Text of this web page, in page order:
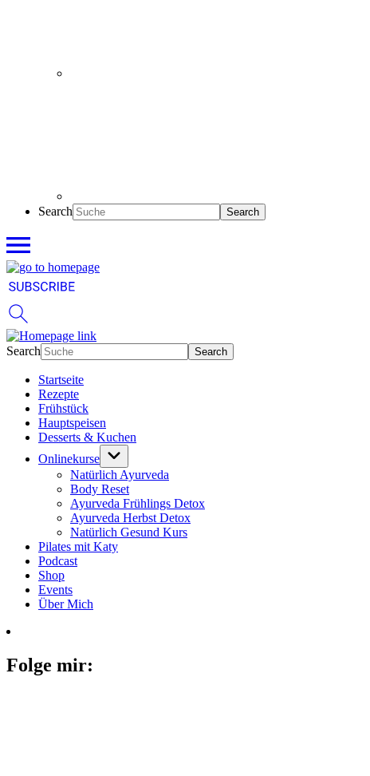
Search
Search
Startseite
Rezepte
Frühstück
Hauptspeisen
Desserts & Kuchen
Onlinekurse
Natürlich Ayurveda
Body Reset
Ayurveda Frühlings Detox
Ayurveda Herbst Detox
Natürlich Gesund Kurs
Pilates mit Katy
Podcast
Shop
Events
Über Mich
Folge mir: